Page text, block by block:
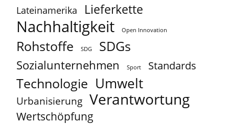
Lateinamerika Lieferkette
Nachhaltigkeit Open Innovation
Rohstoffe SDG SDGs
Sozialunternehmen Sport Standards
Technologie Umwelt
Urbanisierung Verantwortung
Wertschöpfung